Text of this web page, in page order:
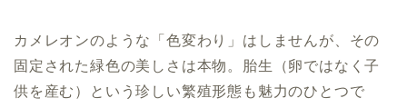
カメレオンのような「色変わり」はしませんが、その
固定された緑色の美しさは本物。胎生（卵ではなく子
供を産む）という珍しい繁殖形態も魅力のひとつで